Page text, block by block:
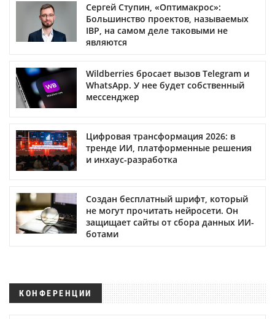
Сергей Ступин, «Оптимакрос»:
Большинство проектов, называемых
IBP, на самом деле таковыми не
являются
Wildberries бросает вызов Telegram и
WhatsApp. У нее будет собственный
мессенджер
Цифровая трансформация 2026: в
тренде ИИ, платформенные решения
и инхаус-разработка
Создан бесплатный шрифт, который
не могут прочитать нейросети. Он
защищает сайты от сбора данных ИИ-
ботами
КОНФЕРЕНЦИИ